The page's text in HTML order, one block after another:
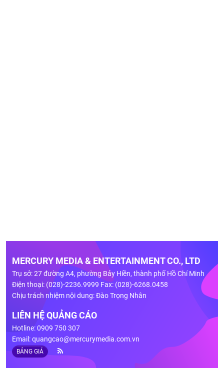
MERCURY MEDIA & ENTERTAINMENT CO., LTD
Trụ sở: 27 đường A4, phường Bảy Hiền, thành phố Hồ Chí Minh
Điện thoại: (028)-2236.9999 Fax: (028)-6268.0458
Chịu trách nhiệm nội dung: Đào Trọng Nhân
LIÊN HỆ QUẢNG CÁO
Hotline: 0909 750 307
Email:quangcao@mercurymedia.com.vn
BẢNG GIÁ